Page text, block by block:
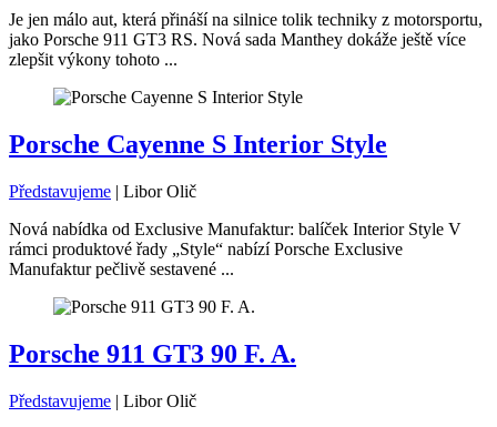
Je jen málo aut, která přináší na silnice tolik techniky z motorsportu,
jako Porsche 911 GT3 RS. Nová sada Manthey dokáže ještě více
zlepšit výkony tohoto ...
Porsche Cayenne S Interior Style
Představujeme | Libor Olič
Nová nabídka od Exclusive Manufaktur: balíček Interior Style V
rámci produktové řady „Style“ nabízí Porsche Exclusive
Manufaktur pečlivě sestavené ...
Porsche 911 GT3 90 F. A.
Představujeme | Libor Olič